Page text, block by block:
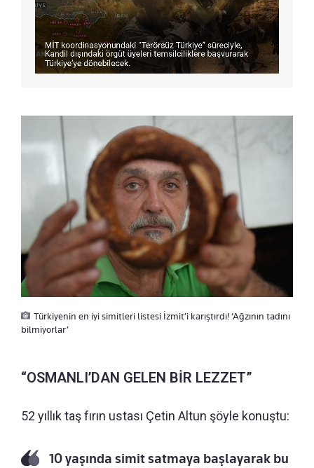
Türkiyenin en iyi simitleri listesi İzmit’i karıştırdı! ‘Ağzının tadını
bilmiyorlar’
“OSMANLI’DAN GELEN BİR LEZZET”
52 yıllık taş fırın ustası Çetin Altun şöyle konuştu:
10 yaşında simit satmaya başlayarak bu